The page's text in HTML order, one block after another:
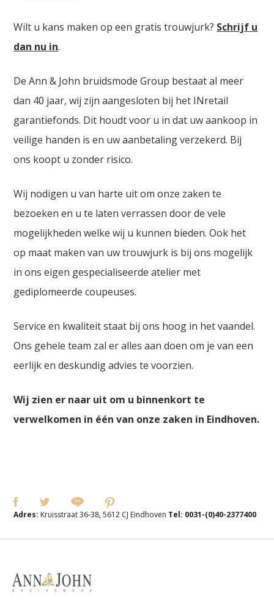
Wilt u kans maken op een gratis trouwjurk? Schrijf u
dan nu in.
De Ann & John bruidsmode Group bestaat al meer
dan 40 jaar, wij zijn aangesloten bij het INretail
garantiefonds. Dit houdt voor u in dat uw aankoop in
veilige handen is en uw aanbetaling verzekerd. Bij
ons koopt u zonder risico.
Wij nodigen u van harte uit om onze zaken te
bezoeken en u te laten verrassen door de vele
mogelijkheden welke wij u kunnen bieden. Ook het
op maat maken van uw trouwjurk is bij ons mogelijk
in ons eigen gespecialiseerde atelier met
gediplomeerde coupeuses.
Service en kwaliteit staat bij ons hoog in het vaandel.
Ons gehele team zal er alles aan doen om je van een
eerlijk en deskundig advies te voorzien.
Wij zien er naar uit om u binnenkort te
verwelkomen in één van onze zaken in Eindhoven.
Adres: Kruisstraat 36-38, 5612 CJ Eindhoven Tel: 0031-(0)40-2377400